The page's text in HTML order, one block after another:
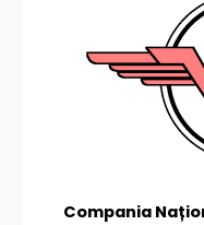
Compania